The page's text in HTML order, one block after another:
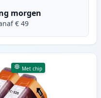
morgen
€ 49
Met chip